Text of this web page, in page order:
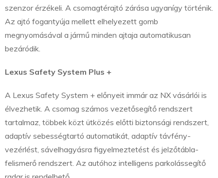
szenzor érzékeli. A csomagtérajtó zárása ugyanígy történik.
Az ajtó fogantyúja mellett elhelyezett gomb
megnyomásával a jármű minden ajtaja automatikusan
bezáródik.
Lexus Safety System Plus +
A Lexus Safety System + előnyeit immár az NX vásárlói is
élvezhetik. A csomag számos vezetősegítő rendszert
tartalmaz, többek közt ütközés előtti biztonsági rendszert,
adaptív sebességtartó automatikát, adaptív távfény-
vezérlést, sávelhagyásra figyelmeztetést és jelzőtábla-
felismerő rendszert. Az autóhoz intelligens parkolássegítő